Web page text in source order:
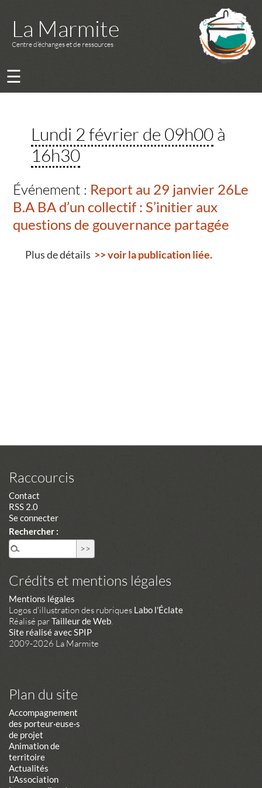
La Marmite
Centre d’échanges et de ressources
☰
Lundi 2 février de 09h00à
16h30
Événement : Report au 29 janvier 26Le
B.A BA d’un collectif : S’initier aux
questions de gouvernance partagée
Plus de détails >> voir la publication liée.
Raccourcis
Contact
RSS 2.0
Se connecter
Rechercher :
Crédits et mentions légales
Mentions légales
Logos d'illustration des rubriques Labo l'Éclate
Réalisé parTailleur de Web.
Site réalisé avec SPIP
2009-2026 La Marmite
Plan du site
Accompagnement
des porteur·euse·s
de projet
Animation de
territoire
Actualités
L’Association